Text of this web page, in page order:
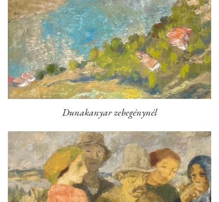
Dunakanyar zebegénynél